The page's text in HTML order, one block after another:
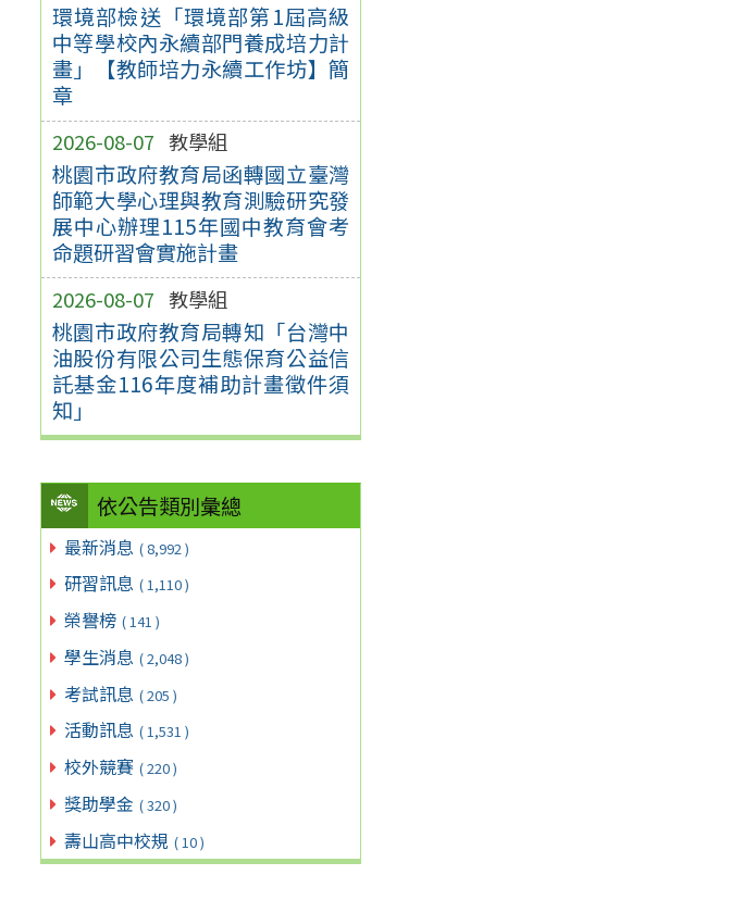
環境部檢送「環境部第1屆高級
中等學校內永續部門養成培力計
畫」【教師培力永續工作坊】簡
章
2026-08-07 教學組
桃園市政府教育局函轉國立臺灣
師範大學心理與教育測驗研究發
展中心辦理115年國中教育會考
命題研習會實施計畫
2026-08-07 教學組
桃園市政府教育局轉知「台灣中
油股份有限公司生態保育公益信
託基金116年度補助計畫徵件須
知」
依公告類別彙總
最新消息 ( 8,992 )
研習訊息 ( 1,110 )
榮譽榜 ( 141 )
學生消息 ( 2,048 )
考試訊息 ( 205 )
活動訊息 ( 1,531 )
校外競賽 ( 220 )
獎助學金 ( 320 )
壽山高中校規 ( 10 )